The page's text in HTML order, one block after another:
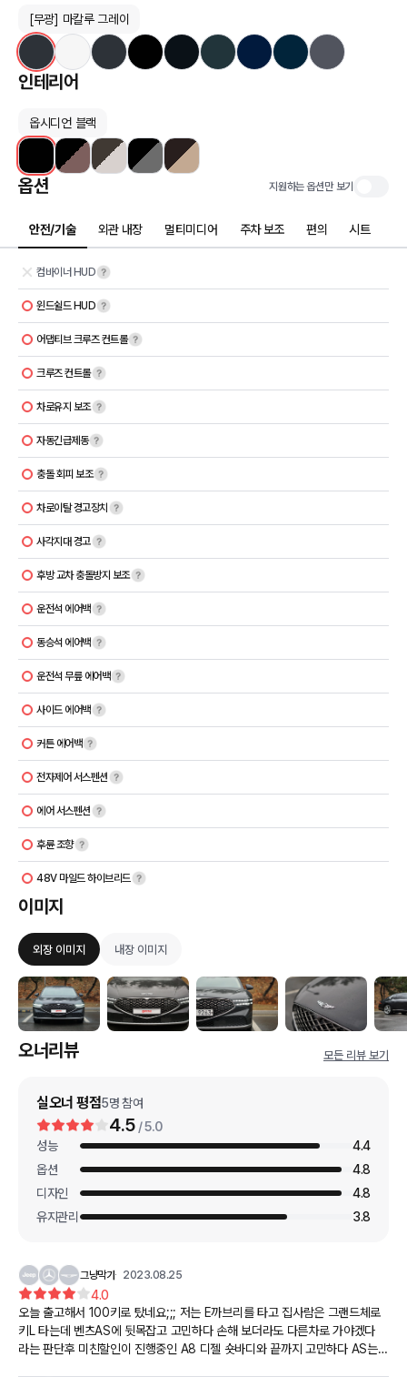
[무광] 마칼루 그레이
인테리어
옵시디언 블랙
옵션 지원하는 옵션만 보기
안전/기술 외관 내장 멀티미디어 주차 보조 편의 시트
컴바이너 HUD
윈드쉴드 HUD
어댑티브 크루즈 컨트롤
크루즈 컨트롤
차로유지 보조
자동긴급제동
충돌 회피 보조
차로이탈 경고장치
사각지대 경고
후방 교차 충돌방지 보조
운전석 에어백
동승석 에어백
운전석 무릎 에어백
사이드 에어백
커튼 에어백
전자제어 서스펜션
에어 서스펜션
후륜 조향
48V 마일드 하이브리드
이미지
외장 이미지 내장 이미지
오너리뷰 모든 리뷰 보기
실오너 평점5명 참여
4.5 / 5.0
성능
4.4
옵션
4.8
디자인
4.8
유지관리
3.8
그냥막가 2023.08.25
4.0
오늘 출고해서 100키로 탔네요;;; 저는 E까브리를 타고 집사람은 그랜드체로
키L 타는데 벤츠AS에 뒷목잡고 고민하다 손해 보더라도 다른차로 가야겠다
라는 판단후 미친할인이 진행중인 A8 디젤 숏바디와 끝까지 고민하다 AS는